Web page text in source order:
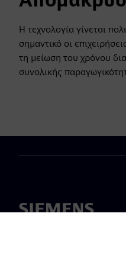
Η τεχνολογία γίνεται
σημαντικό οι
τη μείωση του χρόνου
συνολικής